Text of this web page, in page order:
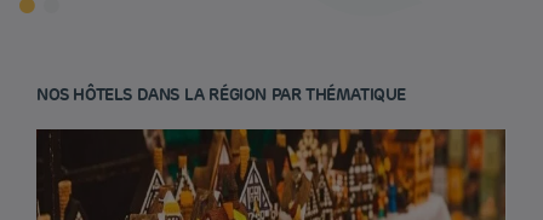
NOS HÔTELS DANS LA RÉGION PAR THÉMATIQUE